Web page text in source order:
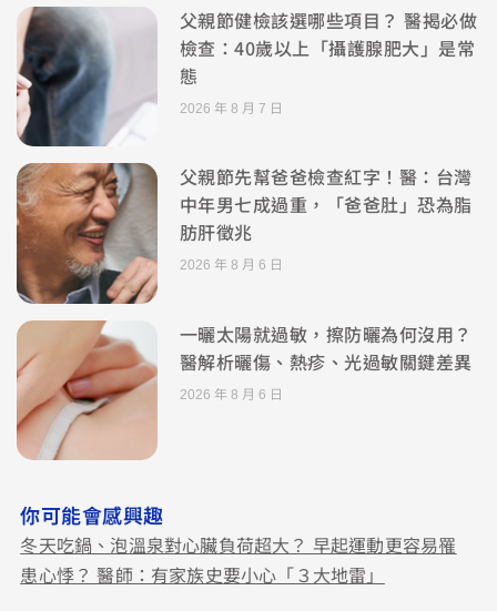
父親節健檢該選哪些項目？ 醫揭必做
檢查：40歲以上「攝護腺肥大」是常
態
2026 年 8 月 7 日
父親節先幫爸爸檢查紅字！醫：台灣
中年男七成過重，「爸爸肚」恐為脂
肪肝徵兆
2026 年 8 月 6 日
一曬太陽就過敏，擦防曬為何沒用？
醫解析曬傷、熱疹、光過敏關鍵差異
2026 年 8 月 6 日
你可能會感興趣
冬天吃鍋、泡溫泉對心臟負荷超大？ 早起運動更容易罹
患心悸？ 醫師：有家族史要小心「３大地雷」